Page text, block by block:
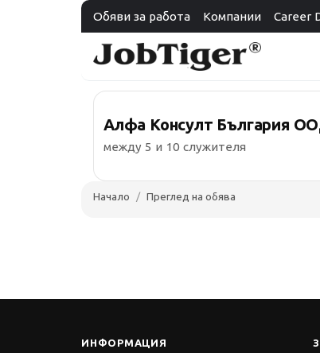
Обяви за работа Компании Career
Алфа Консулт България
между 5 и 10 служителя
Начало Преглед на обява
ИНФОРМАЦИЯ